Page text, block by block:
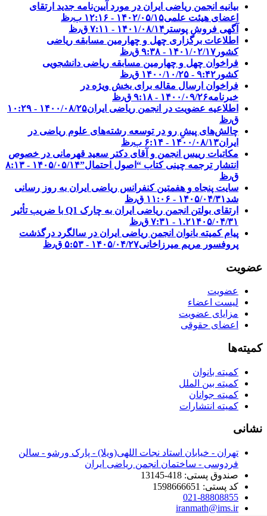
بیانیه انجمن ریاضی ایران در مورد آیین‌نامه جدید ارتقای
اعضای هیئت علمی۱۴۰۲/۰۵/۱۵ - ۱۲:۱۶ ب٫ظ
آگهی فروش پوستر ۱۴۰۱/۰۸/۱۴ - ۷:۱۱ ق٫ظ
اطلاعات برگزاری چهل و چهارمین مسابقه ریاضی
کشور ۱۴۰۱/۰۲/۱۷ - ۹:۳۸ ق٫ظ
فراخوان چهل و چهارمین مسابقه ریاضی دانشجویی
کشور‎‎ ۱۴۰۰/۱۰/۲۵ - ۹:۴۲ ق٫ظ
فراخوان ارسال مقاله برای بخش ویژه در
خبرنامه۱۴۰۰/۰۹/۲۶ - ۹:۱۸ ق٫ظ
اطلاعیه عضویت در انجمن ریاضی ایران
۱۴۰۰/۰۸/۲۵ - ۱۰:۲۹
ق٫ظ
چالش‌های پیشِ رو در توسعه رشته‌های علوم ریاضی در
ایران۱۴۰۰/۰۸/۱۳ - ۶:۱۴ ب٫ظ
مکاتبات رییس انجمن و آقای دکتر سعید قهرمانی در خصوص
انتشار ترجمه چینی کتاب “اصول احتمال”
۱۴۰۵/۰۵/۱۴ - ۸:۱۳
ق٫ظ
سایت پنجاه و هفمتین کنفرانس ریاضی ایران به روز رسانی
شد۱۴۰۵/۰۴/۳۱ - ۱۱:۰۶ ق٫ظ
ارتقای بولتن انجمن ریاضی ایران به چارک Q1 با ضریب تأثیر
۱.۲۱۴۰۵/۰۴/۳۱ - ۷:۳۱ ق٫ظ
پیام کمیته بانوان انجمن ریاضی ایران در سالگرد درگذشت
پروفسور مریم میرزاخانی۱۴۰۵/۰۴/۲۷ - ۵:۵۳ ق٫ظ
عضویت
عضویت
لیست اعضاء
مزایای عضویت
اعضای حقوقی
کمیته‌ها
کمیته بانوان
کمیته بین الملل
کمیته جوانان
کمیته انتشارات
نشانی
تهران - خیابان استاد نجات اللهی(ویلا) - پارک ورشو - سالن
فردوسی - ساختمان انجمن ریاضی ایران
صندوق پستی: 418-13145
کد پستی: 1598666651
021-88808855
iranmath@ims.ir